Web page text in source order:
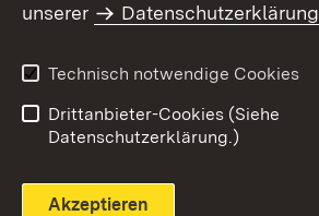
unserer
Datenschutzerklärung
Technisch notwendige Cookies
Drittanbieter-Cookies (Siehe
Datenschutzerklärung.)
Akzeptieren